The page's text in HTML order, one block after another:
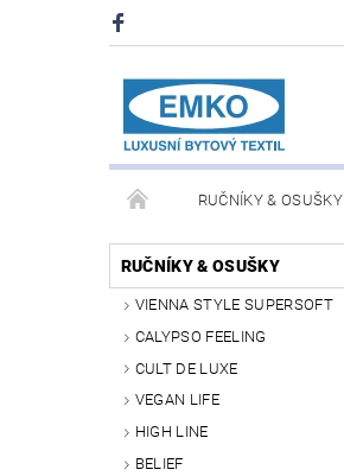
RUČNÍKY & OSUŠKY
PŘIKRÝVKY & POLŠTÁŘE
RUČNÍKY & OSUŠKY
VIENNA STYLE SUPERSOFT
CALYPSO FEELING
CULT DE LUXE
VEGAN LIFE
HIGH LINE
BELIEF